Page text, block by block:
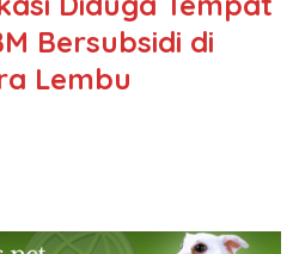
Bersubsidi di
Lembu